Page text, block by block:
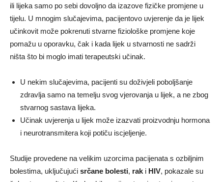
ili lijeka samo po sebi dovoljno da izazove fizičke promjene u
tijelu. U mnogim slučajevima, pacijentovo uvjerenje da je lijek
učinkovit može pokrenuti stvarne fiziološke promjene koje
pomažu u oporavku, čak i kada lijek u stvarnosti ne sadrži
ništa što bi moglo imati terapeutski učinak.
U nekim slučajevima, pacijenti su doživjeli poboljšanje
zdravlja samo na temelju svog vjerovanja u lijek, a ne zbog
stvarnog sastava lijeka.
Učinak uvjerenja u lijek može izazvati proizvodnju hormona
i neurotransmitera koji potiču iscjeljenje.
Studije provedene na velikim uzorcima pacijenata s ozbiljnim
bolestima, uključujući srčane bolesti, rak i HIV, pokazale su